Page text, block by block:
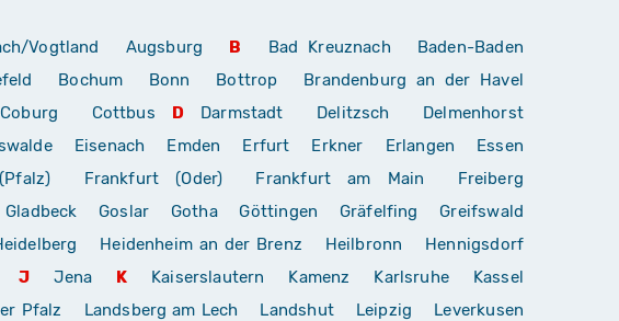
Vogtland Augsburg B Bad Kreuznach
Baden-Baden
Bochum Bonn Bottrop
Brandenburg an der Havel
Coburg Cottbus D Darmstadt Delitzsch
Delmenhorst
Eisenach Emden Erfurt Erkner Erlangen
Essen
Frankfurt (Oder) Frankfurt am Main
Freiberg
Gladbeck Goslar Gotha Göttingen Gräfelfing
Greifswald
Heidenheim an der Brenz Heilbronn
Hennigsdorf
J Jena K Kaiserslautern Kamenz Karlsruhe
Kassel
Pfalz Landsberg am Lech Landshut Leipzig
Leverkusen